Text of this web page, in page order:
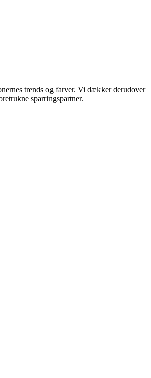
trends og farver. Vi dækker derudover
sparringspartner.